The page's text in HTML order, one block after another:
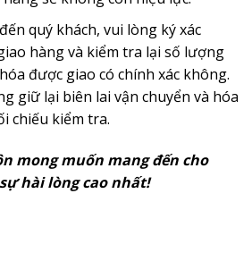
quý khách, vui lòng ký xác
hàng và kiểm tra lại số lượng
được giao có chính xác không.
giữ lại biên lai vận chuyển và hóa
chiếu kiểm tra.
mong muốn mang đến cho
hài lòng cao nhất!